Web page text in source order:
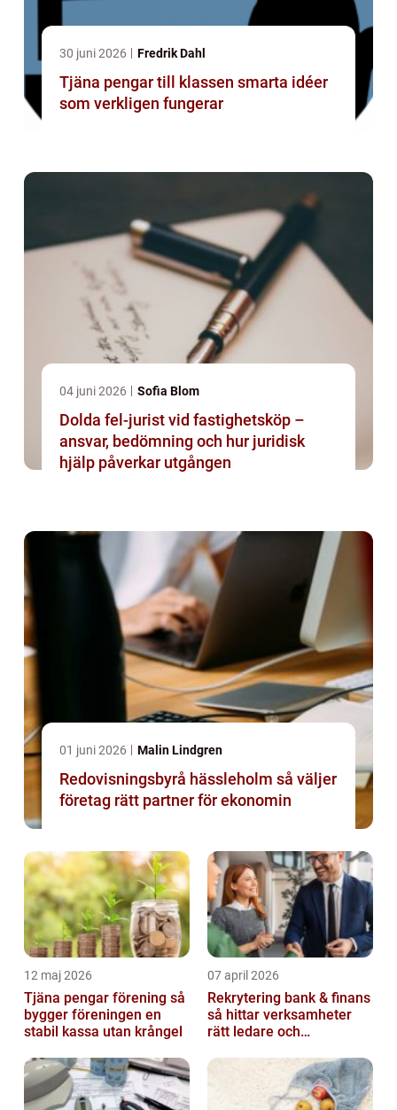
30 juni 2026 Fredrik Dahl
Tjäna pengar till klassen smarta idéer
som verkligen fungerar
04 juni 2026 Sofia Blom
Dolda fel-jurist vid fastighetsköp –
ansvar, bedömning och hur juridisk
hjälp påverkar utgången
01 juni 2026 Malin Lindgren
Redovisningsbyrå hässleholm så väljer
företag rätt partner för ekonomin
12 maj 2026
Tjäna pengar förening så
bygger föreningen en
stabil kassa utan krångel
07 april 2026
Rekrytering bank & finans
så hittar verksamheter
rätt ledare och